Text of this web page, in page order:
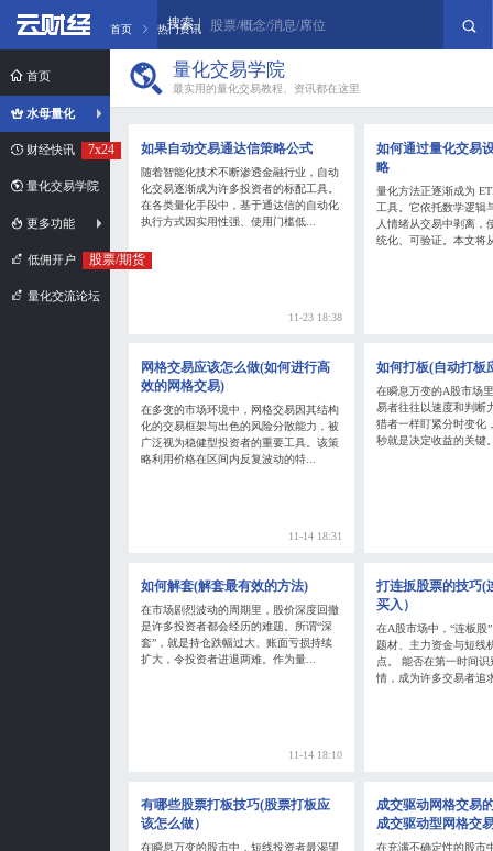
首页
水母量化
财经快讯 7x24
量化交易学院
更多功能
低佣开户 股票/期货
量化交流论坛
首页 热门资讯
搜索 股票/概念/消息/席位
量化交易学院
最实用的量化交易教程、资讯都在这里
如果自动交易通达信策略公式
随着智能化技术不断渗透金融行业，自动
化交易逐渐成为许多投资者的标配工具。
在各类量化手段中，基于通达信的自动化
执行方式因实用性强、使用门槛低...
11-23 18:38
如何通过量化交易
略
量化方法正逐渐成为
工具。它依托数学逻辑
人情绪从交易中剥离，
统化、可验证。本文将
网格交易应该怎么做(如何进行高
效的网格交易)
在多变的市场环境中，网格交易因其结构
化的交易框架与出色的风险分散能力，被
广泛视为稳健型投资者的重要工具。该策
略利用价格在区间内反复波动的特...
11-14 18:31
如何打板(自动打板
在瞬息万变的A股市场
易者往往以速度和判断
猎者一样盯紧分时变化
秒就是决定收益的关键
如何解套(解套最有效的方法)
在市场剧烈波动的周期里，股价深度回撤
是许多投资者都会经历的难题。所谓“深
套”，就是持仓跌幅过大、账面亏损持续
扩大，令投资者进退两难。作为量...
11-14 18:10
打连扳股票的技巧(
买入）
在A股市场中，“连板股
题材、主力资金与短线
点。 能否在第一时间
情，成为许多交易者追
有哪些股票打板技巧(股票打板应
该怎么做）
在瞬息万变的股市中，短线投资者最渴望
成交驱动网格交易
成交驱动型网格交
在充满不确定性的股市